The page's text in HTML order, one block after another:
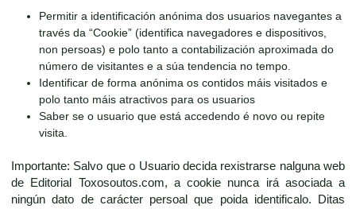
Permitir a identificación anónima dos usuarios navegantes a
través da “Cookie” (identifica navegadores e dispositivos,
non persoas) e polo tanto a contabilización aproximada do
número de visitantes e a súa tendencia no tempo.
Identificar de forma anónima os contidos máis visitados e
polo tanto máis atractivos para os usuarios
Saber se o usuario que está accedendo é novo ou repite
visita.
Importante: Salvo que o Usuario decida rexistrarse nalguna web
de Editorial Toxosoutos.com, a cookie nunca irá asociada a
ningún dato de carácter persoal que poida identificalo. Ditas